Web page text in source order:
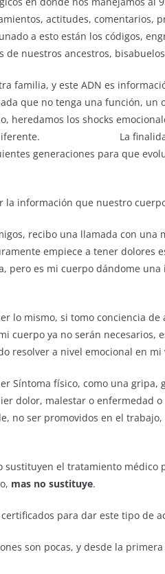
actitudes, comentarios,
a esto están los códigos,
nuestros ancestros,
familia, y este ADN es
que no tenga una función,
heredamos los shocks
diferente. La finalidad
generaciones para que
la información que nuestro
recibo una llamada con una
empiece a tener dolores
pero es mi cuerpo dándome
lo mismo, si tomo conciencia de
cuerpo ya no serán necesarios,
resolver a nivel emocional en mi
Síntoma físico, como una gripa,
dolor, malestar o enfermedad
no ser promovidos en el
el tratamiento médico
mas no sustituye.
para dar este tipo de
son pocas, y desde la primera